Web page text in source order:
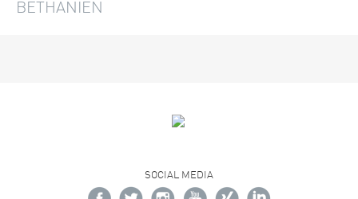
BETHANIEN
SOCIAL MEDIA